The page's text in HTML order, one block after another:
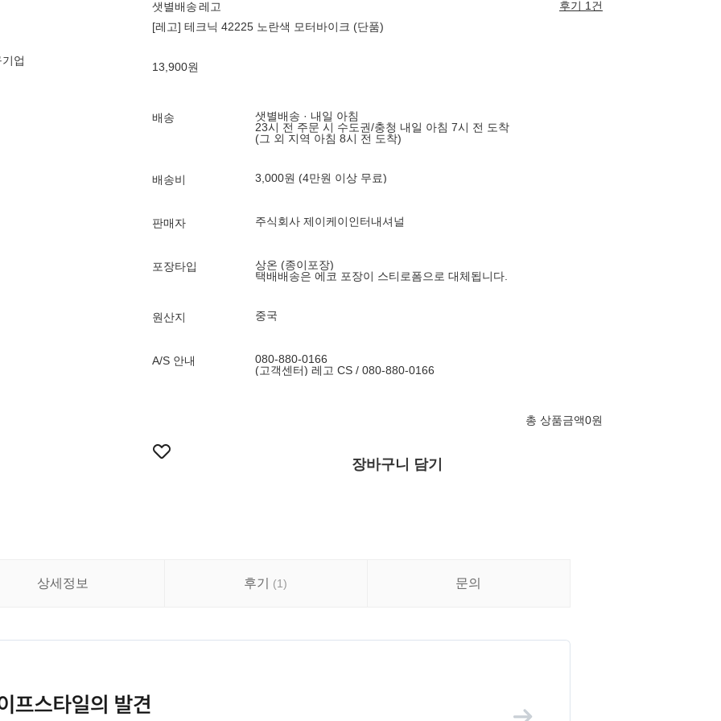
업
샛별배송레고
후기 1건
[레고] 테크닉 42225 노란색 모터바이크 (단품)
13,900원
배송
샛별배송 · 내일 아침
23시 전 주문 시 수도권/충청 내일 아침 7시 전 도착
(그 외 지역 아침 8시 전 도착)
배송비 3,000원 (4만원 이상 무료)
판매자 주식회사 제이케이인터내셔널
포장타입
상온 (종이포장)
택배배송은 에코 포장이 스티로폼으로 대체됩니다.
원산지 중국
A/S 안내
080-880-0166
(고객센터) 레고 CS / 080-880-0166
총 상품금액0원
장바구니 담기
상세정보 후기 (1) 문의